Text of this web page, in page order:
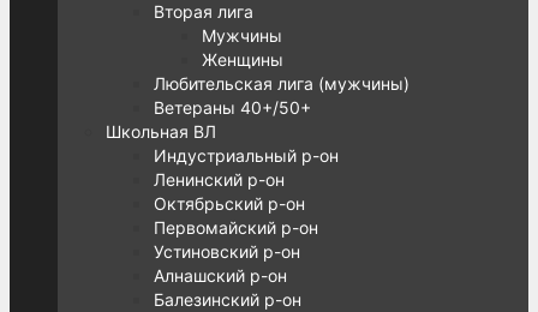
Вторая лига
Мужчины
Женщины
Любительская лига (мужчины)
Ветераны 40+/50+
Школьная ВЛ
Индустриальный р-он
Ленинский р-он
Октябрьский р-он
Первомайский р-он
Устиновский р-он
Алнашский р-он
Балезинский р-он